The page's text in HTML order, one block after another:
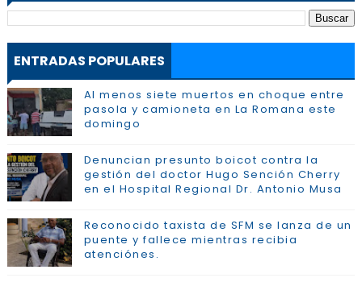
ENTRADAS POPULARES
Al menos siete muertos en choque entre
pasola y camioneta en La Romana este
domingo
Denuncian presunto boicot contra la
gestión del doctor Hugo Sención Cherry
en el Hospital Regional Dr. Antonio Musa
Reconocido taxista de SFM se lanza de un
puente y fallece mientras recibia
atenciónes.